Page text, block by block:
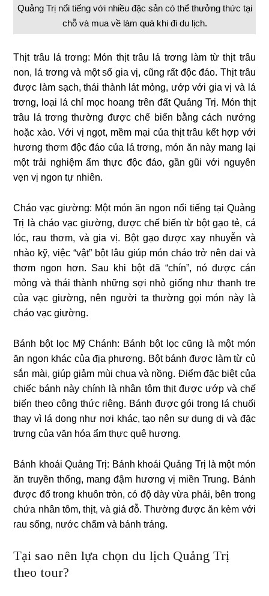
Quảng Trị nổi tiếng với nhiều đặc sản có thể thưởng thức tại
chỗ và mua về làm quà khi đi du lịch.
Thịt trâu lá trơng: Món thịt trâu lá trơng làm từ thịt trâu
non, lá trơng và một số gia vị, cũng rất độc đáo. Thịt trâu
được làm sạch, thái thành lát mỏng, ướp với gia vị và lá
trơng, loại lá chỉ mọc hoang trên đất Quảng Trị. Món thịt
trâu lá trơng thường được chế biến bằng cách nướng
hoặc xào. Với vị ngọt, mềm mại của thịt trâu kết hợp với
hương thơm độc đáo của lá trơng, món ăn này mang lại
một trải nghiệm ẩm thực độc đáo, gần gũi với nguyên
vẹn vị ngon tự nhiên.
Cháo vạc giường: Một món ăn ngon nổi tiếng tại Quảng
Trị là cháo vạc giường, được chế biến từ bột gạo tẻ, cá
lóc, rau thơm, và gia vị. Bột gạo được xay nhuyễn và
nhào kỹ, việc “vật” bột lâu giúp món cháo trở nên dai và
thơm ngon hơn. Sau khi bột đã “chín”, nó được cán
mỏng và thái thành những sợi nhỏ giống như thanh tre
của vạc giường, nên người ta thường gọi món này là
cháo vạc giường.
Bánh bột lọc Mỹ Chánh: Bánh bột lọc cũng là một món
ăn ngon khác của địa phương. Bột bánh được làm từ củ
sắn mài, giúp giảm mùi chua và nồng. Điểm đặc biệt của
chiếc bánh này chính là nhân tôm thịt được ướp và chế
biến theo công thức riêng. Bánh được gói trong lá chuối
thay vì lá dong như nơi khác, tạo nên sự dung dị và đặc
trưng của văn hóa ẩm thực quê hương.
Bánh khoái Quảng Trị: Bánh khoái Quảng Trị là một món
ăn truyền thống, mang đậm hương vị miền Trung. Bánh
được đổ trong khuôn tròn, có độ dày vừa phải, bên trong
chứa nhân tôm, thịt, và giá đỗ. Thường được ăn kèm với
rau sống, nước chấm và bánh tráng.
Tại sao nên lựa chọn du lịch Quảng Trị
theo tour?